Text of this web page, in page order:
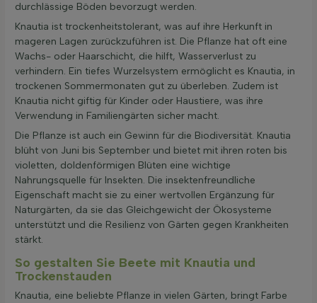
durchlässige Böden bevorzugt werden.
Knautia ist trockenheitstolerant, was auf ihre Herkunft in
mageren Lagen zurückzuführen ist. Die Pflanze hat oft eine
Wachs- oder Haarschicht, die hilft, Wasserverlust zu
verhindern. Ein tiefes Wurzelsystem ermöglicht es Knautia, in
trockenen Sommermonaten gut zu überleben. Zudem ist
Knautia nicht giftig für Kinder oder Haustiere, was ihre
Verwendung in Familiengärten sicher macht.
Die Pflanze ist auch ein Gewinn für die Biodiversität. Knautia
blüht von Juni bis September und bietet mit ihren roten bis
violetten, doldenförmigen Blüten eine wichtige
Nahrungsquelle für Insekten. Die insektenfreundliche
Eigenschaft macht sie zu einer wertvollen Ergänzung für
Naturgärten, da sie das Gleichgewicht der Ökosysteme
unterstützt und die Resilienz von Gärten gegen Krankheiten
stärkt.
So gestalten Sie Beete mit Knautia und
Trockenstauden
Knautia, eine beliebte Pflanze in vielen Gärten, bringt Farbe